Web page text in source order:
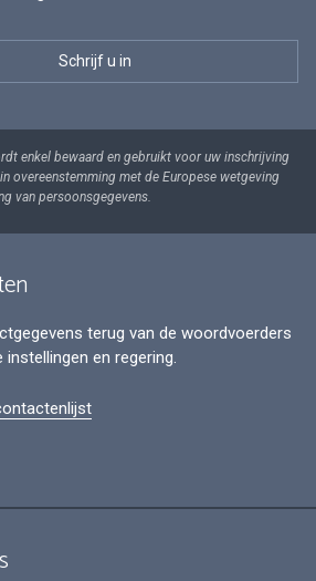
enkel bewaard en gebruikt voor uw inschrijving
overeenstemming met de Europese wetgeving
van persoonsgegevens.
terug van de woordvoerders
instellingen en regering.